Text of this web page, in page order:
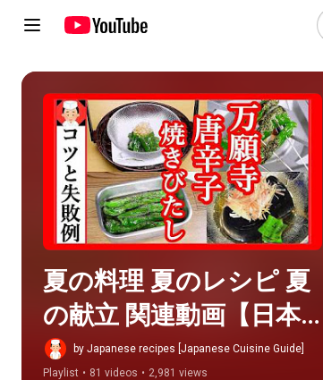
Play all
夏の料理 夏のレシピ 夏
の献立 関連動画【日本
料理案内所】
by Japanese recipes [Japanese Cuisine Guide]
Playlist • 81 videos • 2,981 views